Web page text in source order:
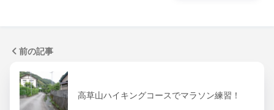
前の記事
高草山ハイキングコースでマラソン練習！